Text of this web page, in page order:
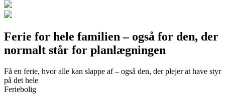
Ferie for hele familien – også for den, der
normalt står for planlægningen
Få en ferie, hvor alle kan slappe af – også den, der plejer at have styr
på det hele
Feriebolig